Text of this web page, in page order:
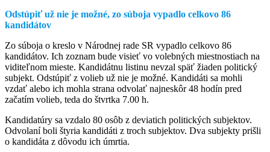
Odstúpiť už nie je možné, zo súboja vypadlo celkovo 86
kandidátov
Zo súboja o kreslo v Národnej rade SR vypadlo celkovo 86
kandidátov. Ich zoznam bude visieť vo volebných miestnostiach na
viditeľnom mieste. Kandidátnu listinu nevzal späť žiaden politický
subjekt. Odstúpiť z volieb už nie je možné. Kandidáti sa mohli
vzdať alebo ich mohla strana odvolať najneskôr 48 hodín pred
začatím volieb, teda do štvrtka 7.00 h.
Kandidatúry sa vzdalo 80 osôb z deviatich politických subjektov.
Odvolaní boli štyria kandidáti z troch subjektov. Dva subjekty prišli
o kandidáta z dôvodu ich úmrtia.